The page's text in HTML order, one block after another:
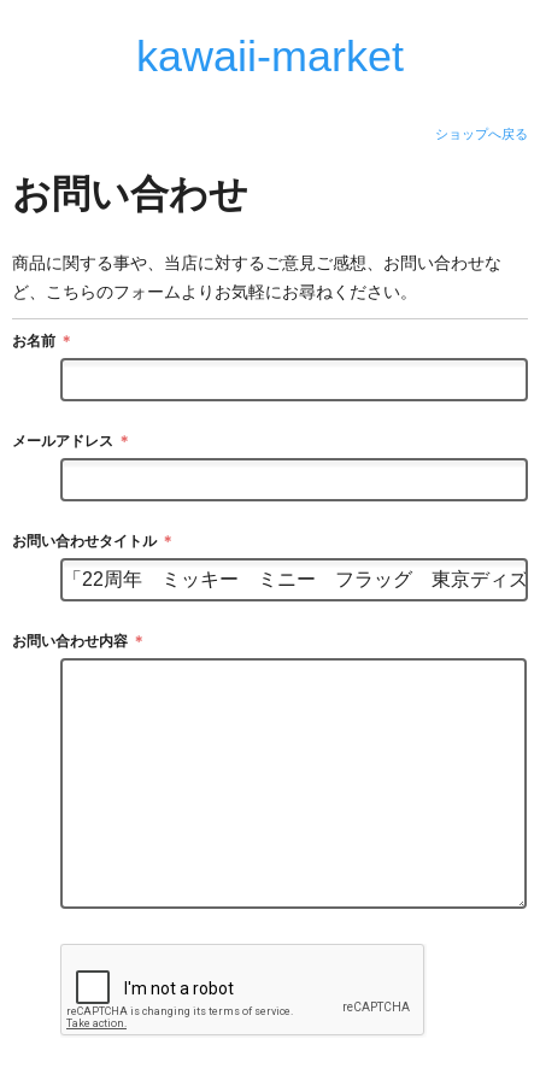
kawaii-market
ショップへ戻る
お問い合わせ
商品に関する事や、当店に対するご意見ご感想、お問い合わせな
ど、こちらのフォームよりお気軽にお尋ねください。
お名前 ＊
メールアドレス ＊
お問い合わせタイトル ＊
お問い合わせ内容 ＊